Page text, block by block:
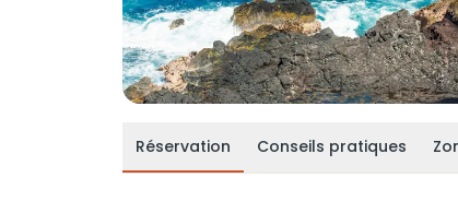
Réservation Conseils pratiques